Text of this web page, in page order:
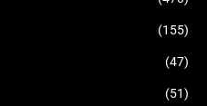
(155)
(47)
(51)